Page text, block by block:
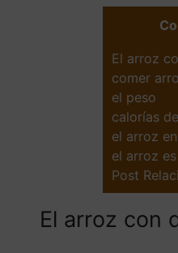
El arroz
comer
el peso
calorías
el arroz
el arroz
Post
El arroz con